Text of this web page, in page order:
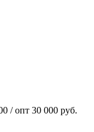
/ опт 30 000 руб.